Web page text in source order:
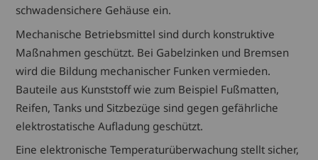
schwadensichere Gehäuse ein.
Mechanische Betriebsmittel sind durch konstruktive
Maßnahmen geschützt. Bei Gabelzinken und Bremsen
wird die Bildung mechanischer Funken vermieden.
Bauteile aus Kunststoff wie zum Beispiel Fußmatten,
Reifen, Tanks und Sitzbezüge sind gegen gefährliche
elektrostatische Aufladung geschützt.
Eine elektronische Temperaturüberwachung stellt sicher,